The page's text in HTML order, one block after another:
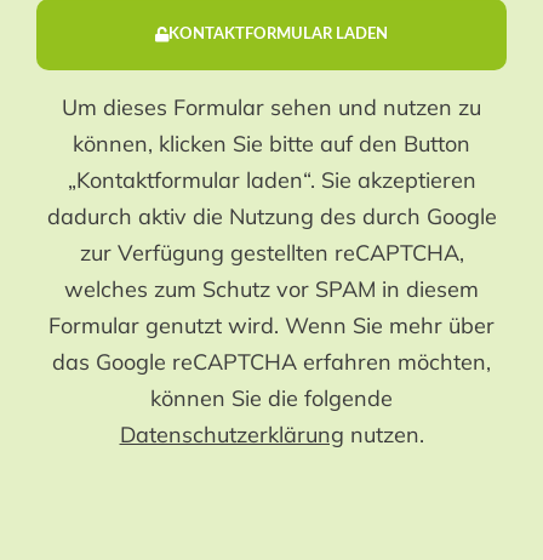
KONTAKTFORMULAR LADEN
Um dieses Formular sehen und nutzen zu
können, klicken Sie bitte auf den Button
„Kontaktformular laden“. Sie akzeptieren
dadurch aktiv die Nutzung des durch Google
zur Verfügung gestellten reCAPTCHA,
welches zum Schutz vor SPAM in diesem
Formular genutzt wird. Wenn Sie mehr über
das Google reCAPTCHA erfahren möchten,
können Sie die folgende
Datenschutzerklärung nutzen.